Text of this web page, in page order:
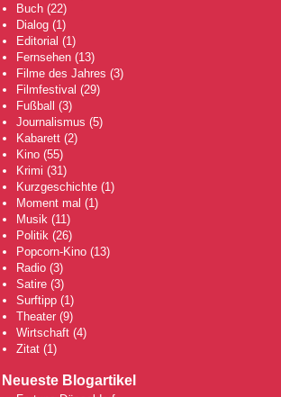
Buch(22)
Dialog(1)
Editorial (1)
Fernsehen(13)
Filme des Jahres (3)
Filmfestival (29)
Fußball (3)
Journalismus (5)
Kabarett(2)
Kino(55)
Krimi (31)
Kurzgeschichte(1)
Moment mal (1)
Musik (11)
Politik (26)
Popcorn-Kino(13)
Radio(3)
Satire(3)
Surftipp(1)
Theater(9)
Wirtschaft(4)
Zitat(1)
Neueste Blogartikel